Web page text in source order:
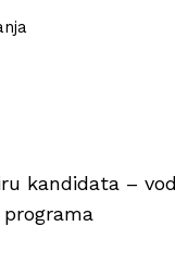
kandidata –